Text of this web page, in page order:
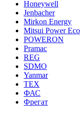
Honeywell
Jenbacher
Mirkon Energy
Mitsui Power Eco
POWERON
Pramac
REG
SDMO
Yanmar
ТЕХ
ФАС
Фрегат